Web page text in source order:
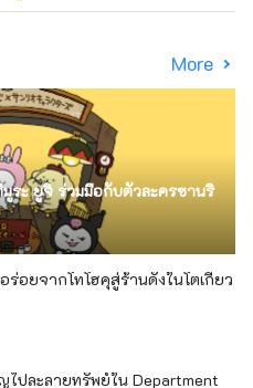
More
ระ ยูจิ ร่วมมือกับตัวละครซานริ
ร่อยจากโทโฮคุสู่ร้านดังในโตเกียว
ไปละลายทรัพย์ใน Department